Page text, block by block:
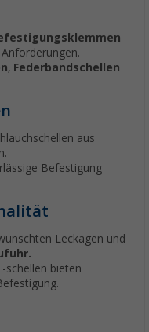
, Federbandschellen
aus
Befestigung
Leckagen und
schellen bieten